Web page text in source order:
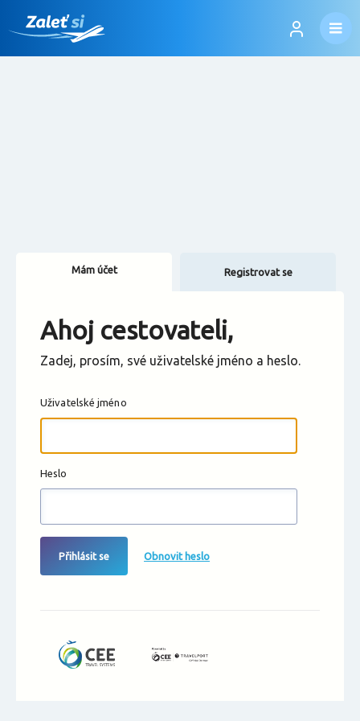
Změnit měnu
Mám účet Registrovat se
Ahoj cestovateli,
Zadej, prosím, své uživatelské jméno a heslo.
Uživatelské jméno
Heslo
Přihlásit se Obnovit heslo